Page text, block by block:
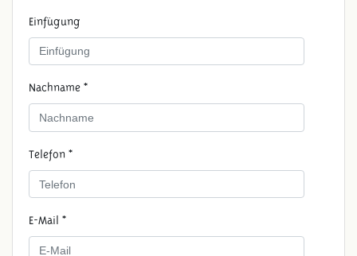
Einfügung
Nachname *
Telefon *
E-Mail *